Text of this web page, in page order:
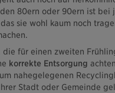
80ern oder 90ern ist
sie wohl kaum noch
für einen zweiten
korrekte Entsorgung
nahegelegenen
Stadt oder Gemeinde